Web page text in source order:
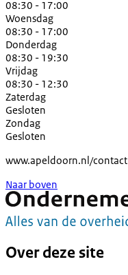
08:30 - 17:00
Woensdag
08:30 - 17:00
Donderdag
08:30 - 19:30
Vrijdag
08:30 - 12:30
Zaterdag
Gesloten
Zondag
Gesloten
www.apeldoorn.nl/contact
Naar boven
Over deze site